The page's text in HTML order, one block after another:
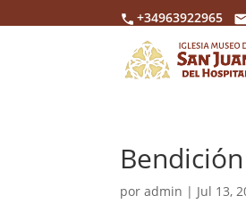
+34963922965
poradmin | Jul 13,